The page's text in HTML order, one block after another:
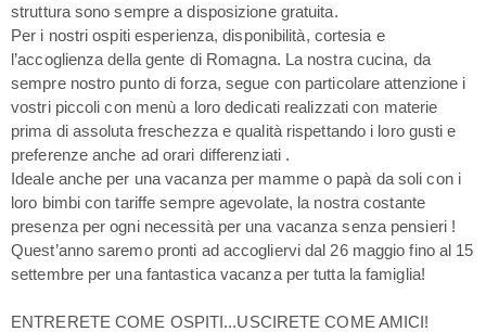
struttura sono sempre a disposizione gratuita.
Per i nostri ospiti esperienza, disponibilità, cortesia e
l’accoglienza della gente di Romagna. La nostra cucina, da
sempre nostro punto di forza, segue con particolare attenzione i
vostri piccoli con menù a loro dedicati realizzati con materie
prima di assoluta freschezza e qualità rispettando i loro gusti e
preferenze anche ad orari differenziati .
Ideale anche per una vacanza per mamme o papà da soli con i
loro bimbi con tariffe sempre agevolate, la nostra costante
presenza per ogni necessità per una vacanza senza pensieri !
Quest’anno saremo pronti ad accogliervi dal 26 maggio fino al 15
settembre per una fantastica vacanza per tutta la famiglia!
ENTRERETE COME OSPITI...USCIRETE COME AMICI!